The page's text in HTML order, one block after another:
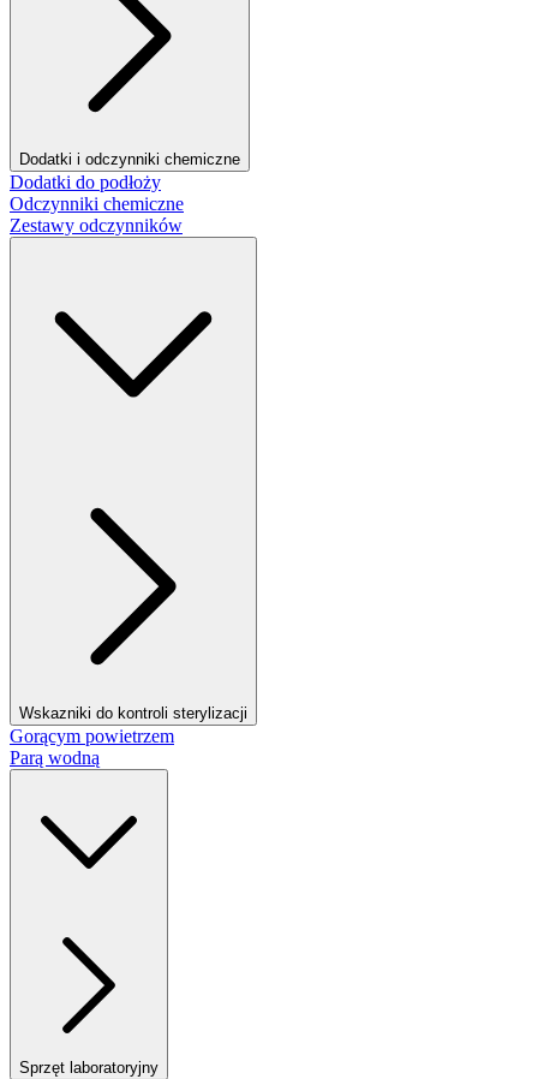
Dodatki i odczynniki chemiczne
Dodatki do podłoży
Odczynniki chemiczne
Zestawy odczynników
Wskazniki do kontroli sterylizacji
Gorącym powietrzem
Parą wodną
Sprzęt laboratoryjny